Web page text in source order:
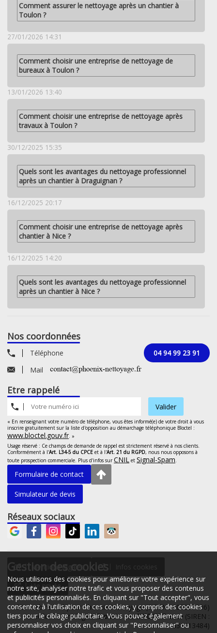
Gestion des cookies
Nous utilisons des cookies pour améliorer votre expérience sur
notre site, analyser notre trafic et vous proposer des contenus
et publicités personnalisés. En cliquant sur "Tout accepter", vous
consentez à l'utilisation de ces cookies, y compris des cookies
tiers pour le ciblage publicitaire. Vous pouvez également
personnaliser vos choix en cliquant sur "Personnaliser" ou
Comment assurer le nettoyage après un chantier à
Toulon ?
27/01/2026 14:31
Comment choisir une entreprise de nettoyage de
bureaux à Toulon ?
13/01/2026 13:40
Comment choisir une entreprise de nettoyage après
travaux à Toulon ?
30/12/2025 15:35
Quels sont les avantages du nettoyage professionnel
après un chantier à Draguignan ?
16/12/2025 20:17
Comment choisir une entreprise de nettoyage après
chantier à Nice ?
16/12/2025 14:20
Quels sont les avantages du nettoyage professionnel
après un chantier à Nice ?
Nos coordonnées
Téléphone
04 94 99 23 91
Mail
Etre rappelé
Valider
« En renseignant votre numéro de téléphone, vous êtes informé(e) de votre droit à vous
inscrire gratuitement sur la liste d'opposition au démarchage téléphonique Bloctel :
www.bloctel.gouv.fr . »
Usage réservé : Ce champs de demande de rappel est strictement réservé à nos clients.
Conformément à l'Art. L34-5 du CPCE et à l'Art. 21 du RGPD, nous nous opposons à
toute prospection commerciale. Plus d'infos surCNIL et Signal-Spam
Formulaire de contact
Simulateur de devis
Réseaux sociaux
Mentions légales Infos cookies
Vie privée
Site web réalisé pour Phoenix Nettoyage (SIREN : 907900906)
avec les technologiesEconeto parSWOAX France (SIREN :
831613484)